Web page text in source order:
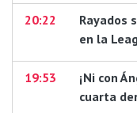
20:22
Rayados
en la
19:53
¡Ni con
cuarta